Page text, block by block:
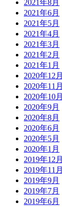
2021年8月
2021年6月
2021年5月
2021年4月
2021年3月
2021年2月
2021年1月
2020年12月
2020年11月
2020年10月
2020年9月
2020年8月
2020年6月
2020年5月
2020年1月
2019年12月
2019年11月
2019年9月
2019年7月
2019年6月